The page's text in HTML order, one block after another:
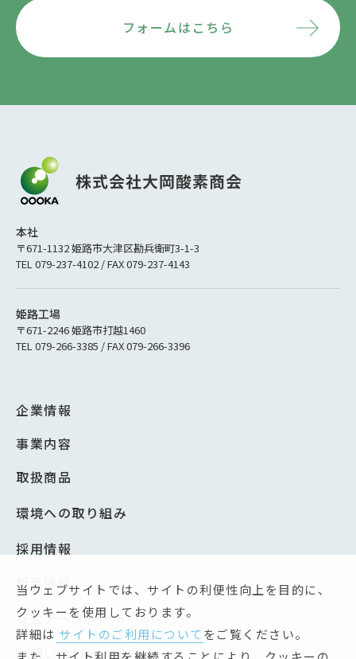
フォームはこちら
本社
〒671-1132 姫路市大津区勘兵衛町3-1-3
TEL 079-237-4102 / FAX 079-237-4143
姫路工場
〒671-2246 姫路市打越1460
TEL 079-266-3385 / FAX 079-266-3396
企業情報
事業内容
取扱商品
環境への取り組み
採用情報
新着情報
安全データシート（SDS）
お問い合わせ
当ウェブサイトでは、サイトの利便性向上を目的に、
クッキーを使用しております。
詳細は サイトのご利用についてをご覧ください。